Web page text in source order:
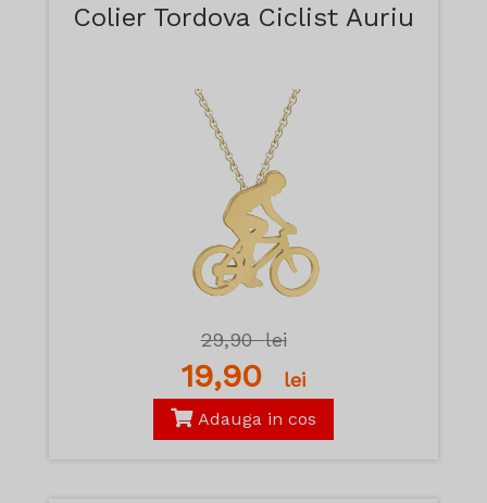
Colier Tordova Ciclist Auriu
29,90lei
19,90 lei
Adauga in cos